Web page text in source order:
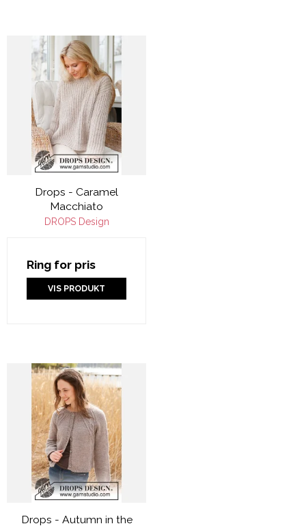
Drops - Caramel
Macchiato
DROPS Design
Ring for pris
VIS PRODUKT
Drops - Autumn in the